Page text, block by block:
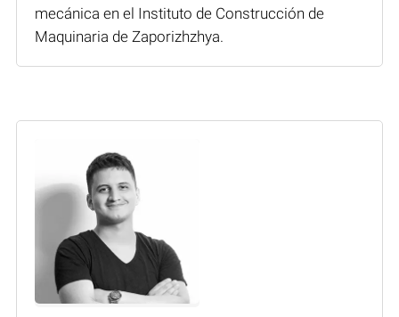
mecánica en el Instituto de Construcción de
Maquinaria de Zaporizhzhya.